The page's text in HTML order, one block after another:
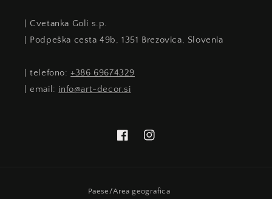
| Cvetanka Goli s.p.
| Podpeška cesta 49b, 1351 Brezovica, Slovenia
| telefono:+386 69674329
| email: info@art-decor.si
FacebookInstagram
Paese/Area geografica